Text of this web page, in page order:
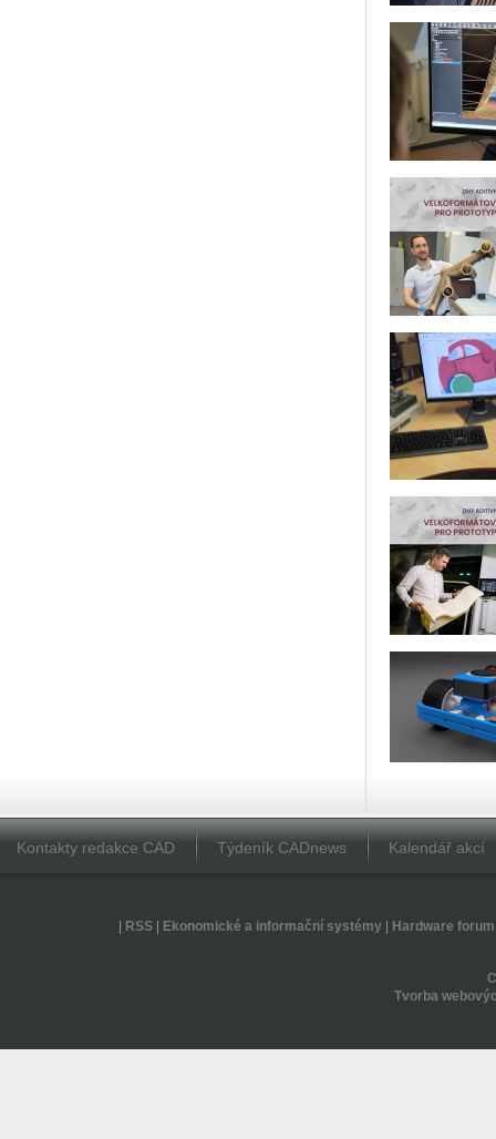
Kontakty redakce CAD Týdeník CADnews Kalendář akcí
RSS| Ekonomické a informační systémy| Hardware forum
Tvorba